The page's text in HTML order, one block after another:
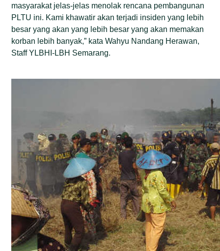
masyarakat jelas-jelas menolak rencana pembangunan
PLTU ini. Kami khawatir akan terjadi insiden yang lebih
besar yang akan yang lebih besar yang akan memakan
korban lebih banyak,” kata Wahyu Nandang Herawan,
Staff YLBHI-LBH Semarang.